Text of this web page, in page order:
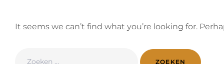
It seems we can’t find what you’re looking for.